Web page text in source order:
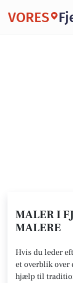
VORES
MALER I
MALERE
Hvis du leder
et overblik over
hjælp til